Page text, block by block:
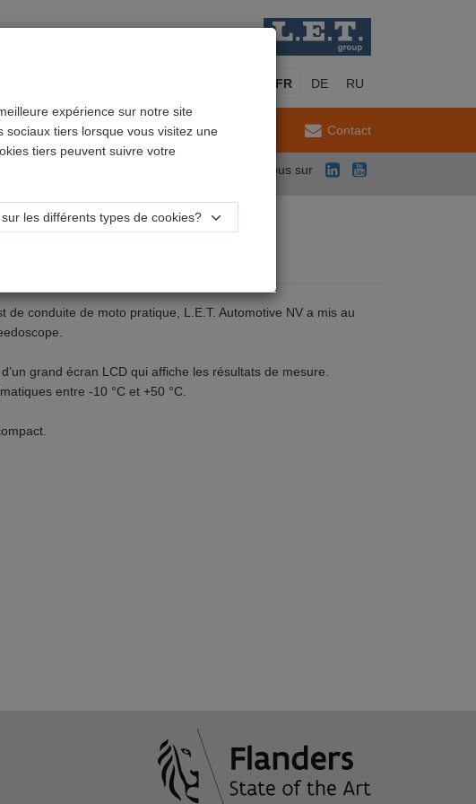
FR DE RU
Maintenance Contact
Suivez-nous sur
conduite de moto pratique, L.E.T. Automotive NV a mis au
grand écran LCD qui affiche les résultats de mesure.
entre -10 °C et +50 °C.
expérience sur notre site
tiers lorsque vous visitez une
tiers peuvent suivre votre
les différents types de cookies?